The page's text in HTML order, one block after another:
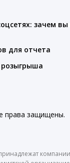
зачем
для отчета
права защищены.